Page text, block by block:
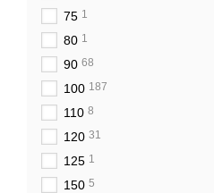
75 1
80 1
90 68
100 187
110 8
120 31
125 1
150 5